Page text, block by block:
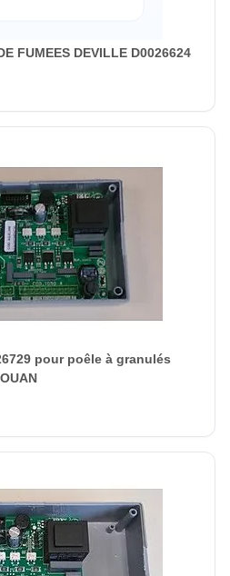
FUMEES DEVILLE D0026624
pour poêle à granulés